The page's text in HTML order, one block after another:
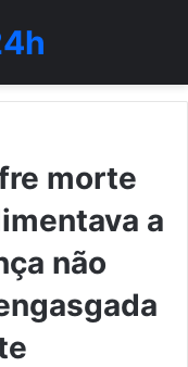
morte
a
não